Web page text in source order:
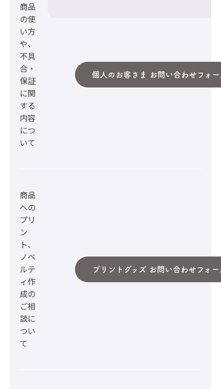
商品
の使
い方
や、
不具
合・
保証
に関
する
内容
につ
いて
個人のお客さま お問い合わせフォー
商品
への
プリ
ン
ト、
ノベ
ルテ
ィ作
成の
ご相
談に
つい
て
プリントグッズ お問い合わせフォー